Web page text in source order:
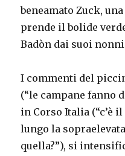
beneamato Zuck,
prende il bolide
Badòn dai suoi nonni
I commenti del
(“le campane fanno
in Corso Italia (“c’è
lungo la
quella?”), si